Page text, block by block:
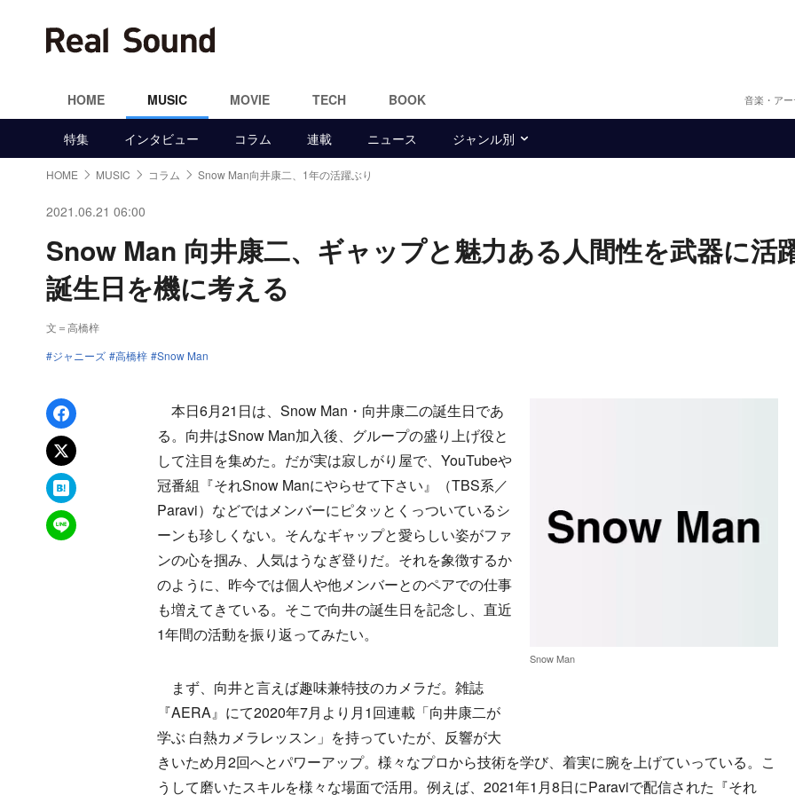
HOME MUSIC MOVIE TECH BOOK 音楽・ア
特集 インタビュー コラム 連載 ニュース ジャンル別
HOME MUSIC コラム Snow Man向井康二、1年の活躍ぶり
2021.06.21 06:00
Snow Man 向井康二、ギャップと魅力ある人間性を武器に活
誕生日を機に考える
文＝高橋梓
ジャニーズ
高橋梓 Snow Man
Facebookでシェア
xでポスト
はてなブックマーク
LINEで送る
Snow Man
本日6月21日は、Snow Man・向井康二の誕生日であ
る。向井はSnow Man加入後、グループの盛り上げ役と
して注目を集めた。だが実は寂しがり屋で、YouTubeや
冠番組『それSnow Manにやらせて下さい』（TBS系／
Paravi）などではメンバーにピタッとくっついているシ
ーンも珍しくない。そんなギャップと愛らしい姿がファ
ンの心を掴み、人気はうなぎ登りだ。それを象徴するか
のように、昨今では個人や他メンバーとのペアでの仕事
も増えてきている。そこで向井の誕生日を記念し、直近
1年間の活動を振り返ってみたい。
まず、向井と言えば趣味兼特技のカメラだ。雑誌
『AERA』にて2020年7月より月1回連載「向井康二が
学ぶ 白熱カメラレッスン」を持っていたが、反響が大
きいため月2回へとパワーアップ。様々なプロから技術を学び、着実に腕を上げていっている。こ
うして磨いたスキルを様々な場面で活用。例えば、2021年1月8日にParaviで配信された『それ